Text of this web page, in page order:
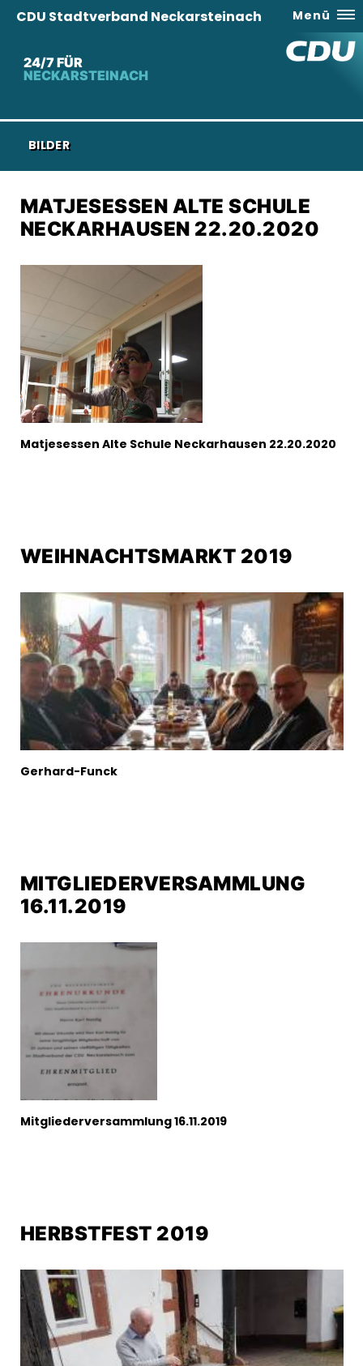
24/7 FÜR
NECKARSTEINACH
CDU Stadtverband Neckarsteinach Menü
BILDER
MATJESESSEN ALTE SCHULE
NECKARHAUSEN 22.20.2020
Matjesessen Alte Schule Neckarhausen 22.20.2020
WEIHNACHTSMARKT 2019
Gerhard-Funck
MITGLIEDERVERSAMMLUNG
16.11.2019
Mitgliederversammlung 16.11.2019
HERBSTFEST 2019